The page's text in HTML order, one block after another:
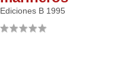
Ediciones B 1995